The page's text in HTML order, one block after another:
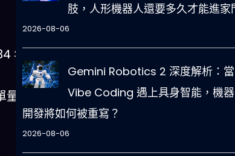
年
量
肢，人形機器人還要多久才能進家
2026-08-06
Gemini Robotics 2 深度解析：當
Vibe Coding 遇上具身智能，機
開發將如何被重寫？
2026-08-06